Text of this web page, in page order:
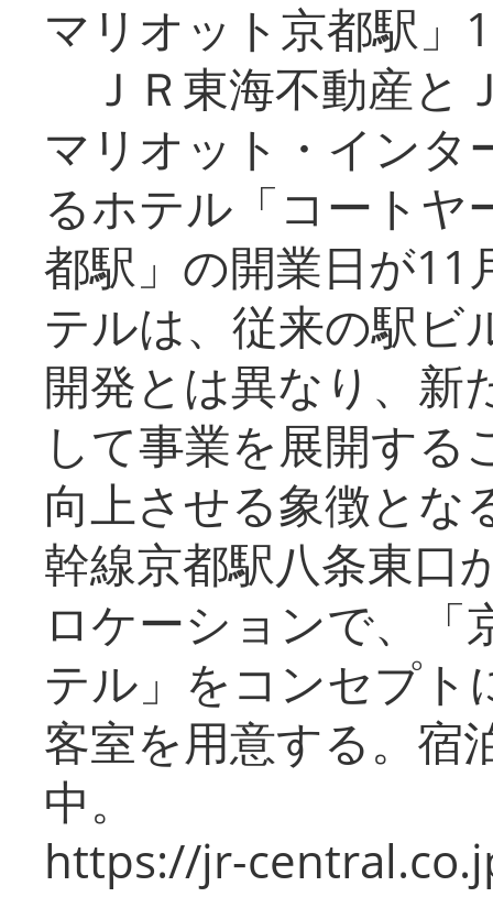
マリオット京都駅」
ＪＲ東海不動産と
マリオット・インタ
るホテル「コートヤ
都駅」の開業日が11
テルは、従来の駅ビ
開発とは異なり、新
して事業を展開する
向上させる象徴とな
幹線京都駅八条東口
ロケーションで、「
テル」をコンセプト
客室を用意する。宿
中。
https://jr-